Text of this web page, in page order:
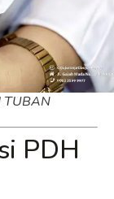
TUBAN
PDH